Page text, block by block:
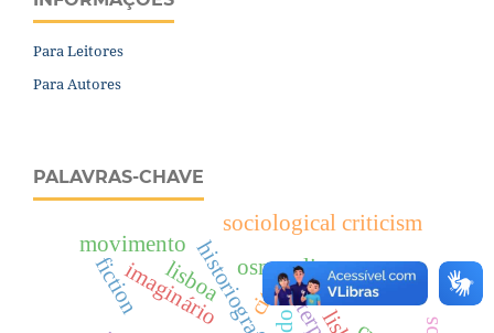
Para Leitores
Para Autores
PALAVRAS-CHAVE
city imaginary
lisboa
imaginário
sociological criticism
fiction osman lins
movimento